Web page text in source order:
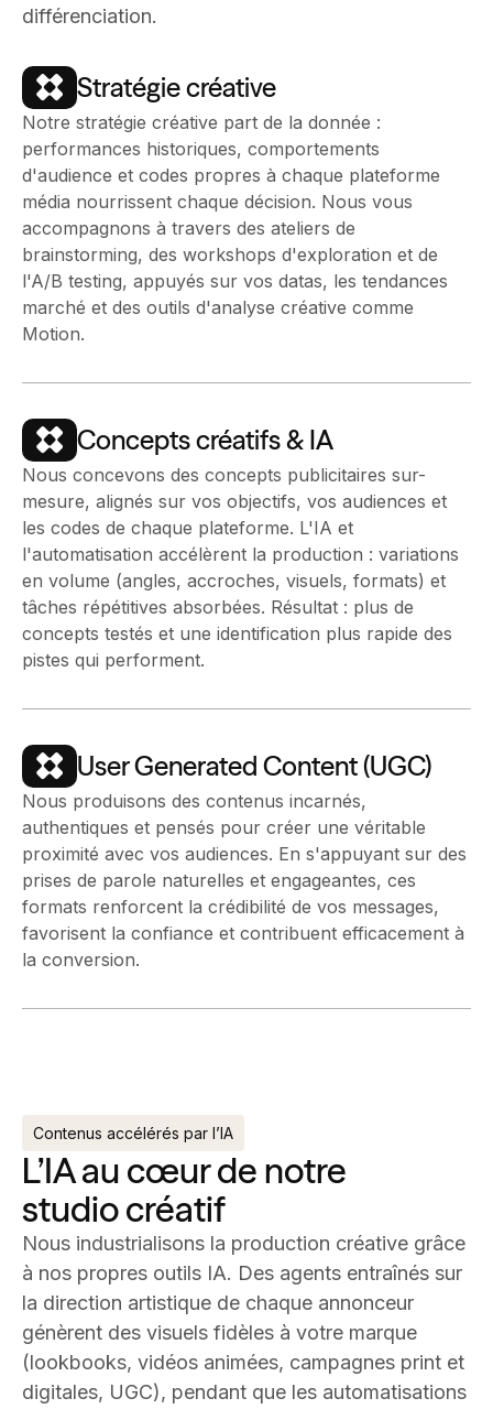
différenciation.
Stratégie créative
Notre stratégie créative part de la donnée :
performances historiques, comportements
d'audience et codes propres à chaque plateforme
média nourrissent chaque décision. Nous vous
accompagnons à travers des ateliers de
brainstorming, des workshops d'exploration et de
l'A/B testing, appuyés sur vos datas, les tendances
marché et des outils d'analyse créative comme
Motion.
Concepts créatifs & IA
Nous concevons des concepts publicitaires sur-
mesure, alignés sur vos objectifs, vos audiences et
les codes de chaque plateforme. L'IA et
l'automatisation accélèrent la production : variations
en volume (angles, accroches, visuels, formats) et
tâches répétitives absorbées. Résultat : plus de
concepts testés et une identification plus rapide des
pistes qui performent.
User Generated Content (UGC)
Nous produisons des contenus incarnés,
authentiques et pensés pour créer une véritable
proximité avec vos audiences. En s'appuyant sur des
prises de parole naturelles et engageantes, ces
formats renforcent la crédibilité de vos messages,
favorisent la confiance et contribuent efficacement à
la conversion.
Contenus accélérés par l’IA
L’IA au cœur de notre
studio créatif
Nous industrialisons la production créative grâce
à nos propres outils IA. Des agents entraînés sur
la direction artistique de chaque annonceur
génèrent des visuels fidèles à votre marque
(lookbooks, vidéos animées, campagnes print et
digitales, UGC), pendant que les automatisations